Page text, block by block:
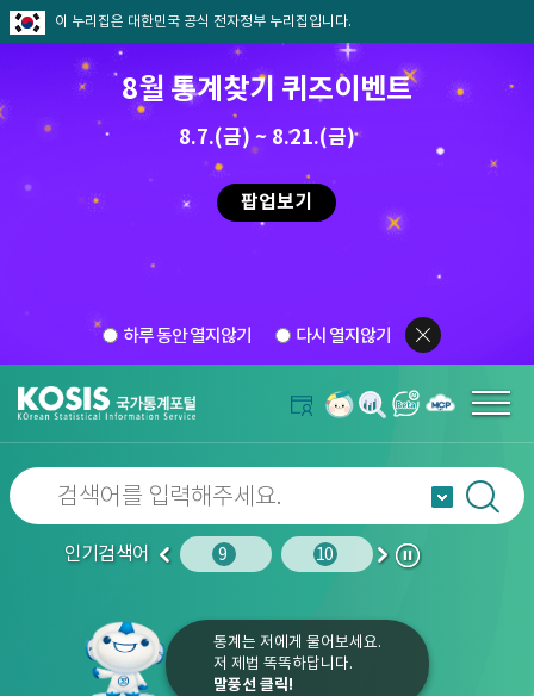
이 누리집은 대한민국 공식 전자정부 누리집입니다.
8월 통계찾기 퀴즈이벤트
8.7.(금) ~ 8.21.(금)
팝업보기
하루 동안 열지않기 다시 열지않기
인기검색어
이
10 임금 9 10 1
다
정
통계는 저에게 물어보세요.
저 제법 똑똑하답니다.
말풍선 클릭!